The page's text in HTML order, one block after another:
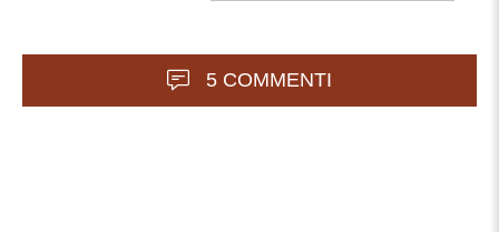
5 COMMENTI